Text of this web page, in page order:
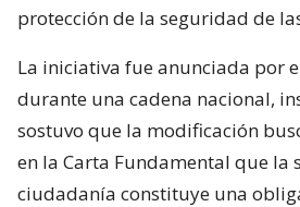
protección de la seguridad de
La iniciativa fue anunciada por
durante una cadena nacional,
sostuvo que la modificación
en la Carta Fundamental que la
ciudadanía constituye una